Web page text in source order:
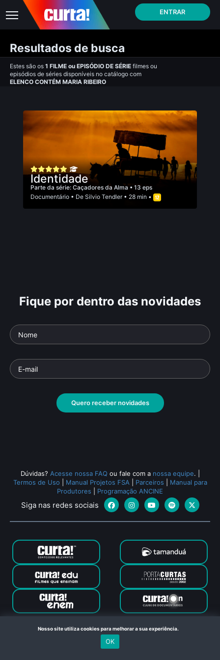
ENTRAR
Resultados de busca
Estes são os 1 FILME ou EPISÓDIO DE SÉRIE filmes ou
episódios de séries disponíveis no catálogo com
ELENCO CONTÉM MARIA RIBEIRO
Identidade
Parte da série: Caçadores da Alma • 13 eps
Documentário • De Silvio Tendler• 28 min •
Fique por dentro das novidades
Quero receber novidades
Dúvidas? Acesse nossa FAQ ou fale com a nossa equipe.
Termos de Uso
Manual Projetos FSA Parceiros
Manual para
Produtores
Programação ANCINE
Siga nas redes sociais
Canal Curta © 2024. Todos os direitos reservados. Feito com
no Rio de Janeiro
Nosso site utiliza cookies para melhorar a sua experiência.
OK